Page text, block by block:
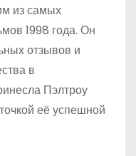
из самых
1998 года. Он
отзывов и
в
Пэлтроу
её успешной